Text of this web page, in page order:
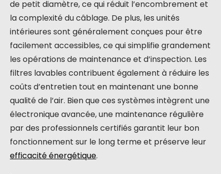
de petit diamètre, ce qui réduit l’encombrement et
la complexité du câblage. De plus, les unités
intérieures sont généralement conçues pour être
facilement accessibles, ce qui simplifie grandement
les opérations de maintenance et d’inspection. Les
filtres lavables contribuent également à réduire les
coûts d’entretien tout en maintenant une bonne
qualité de l’air. Bien que ces systèmes intègrent une
électronique avancée, une maintenance régulière
par des professionnels certifiés garantit leur bon
fonctionnement sur le long terme et préserve leur
efficacité énergétique.